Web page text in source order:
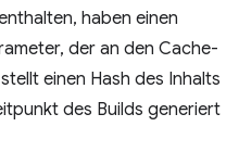
haben einen
der an den Cache-
einen Hash des Inhalts
des Builds generiert